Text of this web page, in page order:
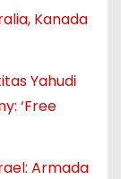
Kanada
Yahudi
‘Free
Armada